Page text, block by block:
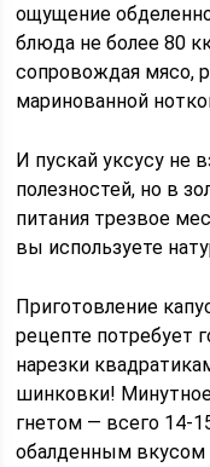
ощущение
блюда не более 80
сопровождая мясо,
маринованной
И пускай уксусу не
полезностей, но в
питания трезвое
вы используете
Приготовление
рецепте потребует
нарезки
шинковки!
гнетом — всего 14-
обалденным вкусом